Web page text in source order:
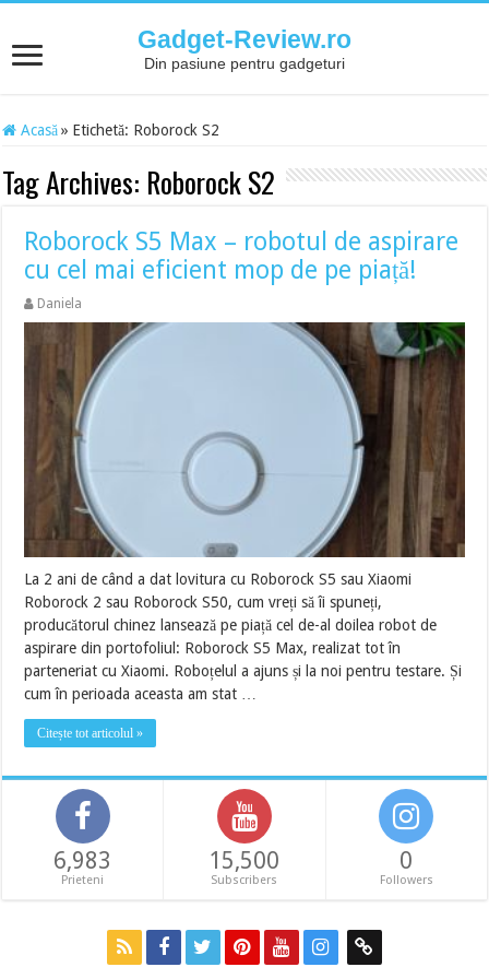
Gadget-Review.ro
Din pasiune pentru gadgeturi
Acasă » Etichetă: Roborock S2
Tag Archives: Roborock S2
Roborock S5 Max – robotul de aspirare
cu cel mai eficient mop de pe piață!
Daniela
La 2 ani de când a dat lovitura cu Roborock S5 sau Xiaomi
Roborock 2 sau Roborock S50, cum vreți să îi spuneți,
producătorul chinez lansează pe piață cel de-al doilea robot de
aspirare din portofoliul: Roborock S5 Max, realizat tot în
parteneriat cu Xiaomi. Roboțelul a ajuns și la noi pentru testare. Și
cum în perioada aceasta am stat …
Citește tot articolul »
6,983
Prieteni
15,500
Subscribers
0
Followers